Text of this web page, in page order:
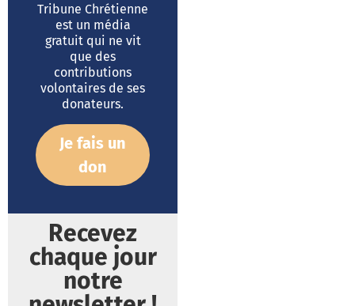
Tribune Chrétienne
est un média
gratuit qui ne vit
que des
contributions
volontaires de ses
donateurs.
Je fais un
don
Recevez
chaque jour
notre